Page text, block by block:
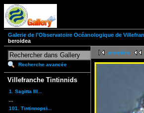
Galerie de l'Observatoire Océanologique de
beroidea
Recherche avancée
Villefranche Tintinnids
1. Sagitta III...
101. Tintinnopsi...
première